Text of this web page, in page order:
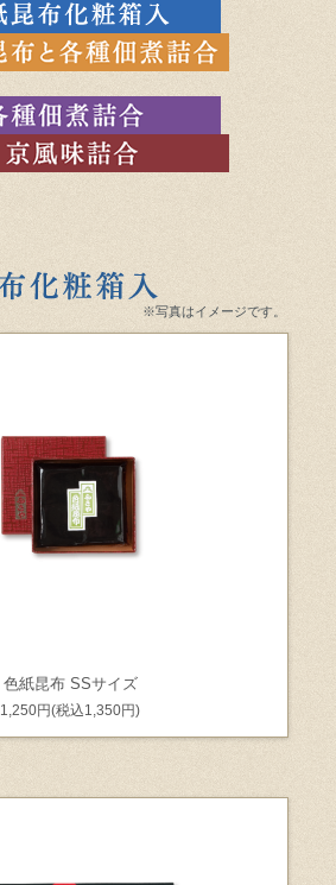
※写真はイメージです。
色紙昆布 SSサイズ
1,250円(税込1,350円)